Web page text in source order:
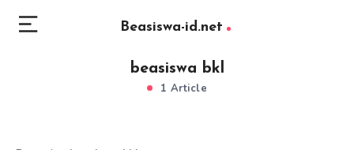
Beasiswa-id.net
beasiswa bkl
1 Article